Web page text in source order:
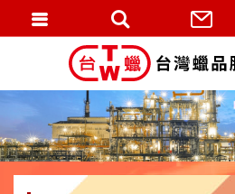
繁體中文
English